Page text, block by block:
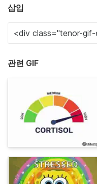
삽입
관련 GIF